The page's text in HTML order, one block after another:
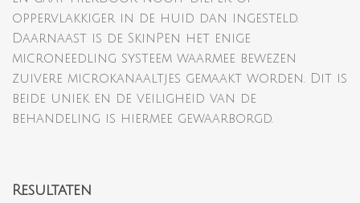
oppervlakkiger in de huid dan ingesteld.
Daarnaast is de SkinPen het enige
microneedling systeem waarmee bewezen
zuivere microkanaaltjes gemaakt worden. Dit is
beide uniek en de veiligheid van de
behandeling is hiermee gewaarborgd.
Resultaten